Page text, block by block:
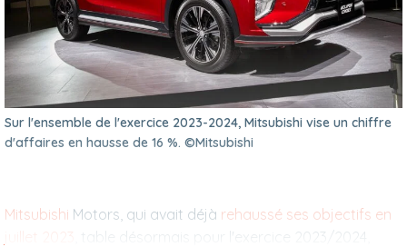
Sur l'ensemble de l'exercice 2023-2024, Mitsubishi vise un chiffre
d'affaires en hausse de 16 %. ©Mitsubishi
Mitsubishi Motors, qui avait déjà rehaussé ses objectifs en
, table désormais pour l'exercice 2023/2024,